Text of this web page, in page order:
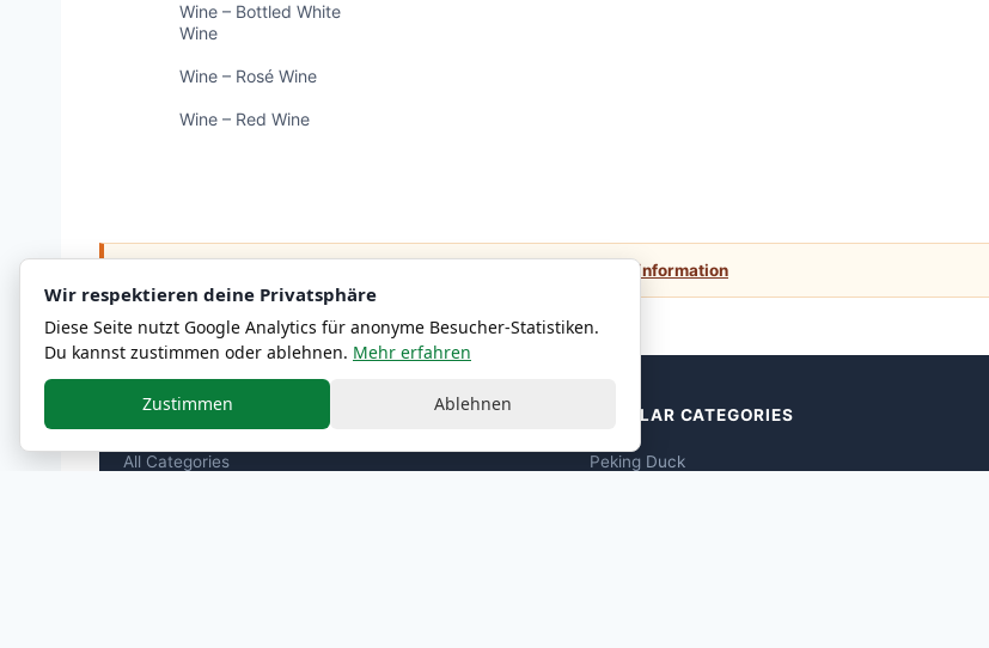
Wine – Bottled White
Wine
Wine – Rosé Wine
Wine – Red Wine
More information
MENU
All Categories
POPULAR CATEGORIES
Peking Duck
Wir respektieren deine Privatsphäre
Diese Seite nutzt Google Analytics für anonyme Besucher-Statistiken.
Du kannst zustimmen oder ablehnen. Mehr erfahren
Zustimmen Ablehnen